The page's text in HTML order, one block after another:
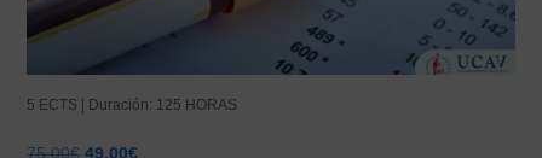
5 ECTS | Duración: 125 HORAS
75,00€ El
49,00€El